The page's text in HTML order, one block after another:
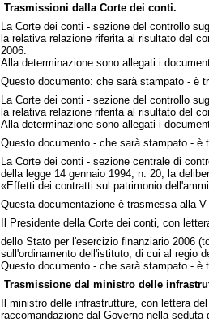
Trasmissioni dalla Corte dei conti.
La Corte dei conti - sezione del controllo
la relativa relazione riferita al risultato del
2006.
Alla determinazione sono allegati i
Questo documento: che sarà stampato - è
La Corte dei conti - sezione del controllo
la relativa relazione riferita al risultato del
Alla determinazione sono allegati i
Questo documento - che sarà stampato - è
La Corte dei conti - sezione centrale di
della legge 14 gennaio 1994, n. 20, la
«Effetti dei contratti sul patrimonio
Questa documentazione è trasmessa alla
Il Presidente della Corte dei conti, con
dello Stato per l'esercizio finanziario 2006
sull'ordinamento dell'istituto, di cui al regio
Questo documento - che sarà stampato - è
Trasmissione dal ministro delle
Il ministro delle infrastrutture, con lettera
raccomandazione dal Governo nella